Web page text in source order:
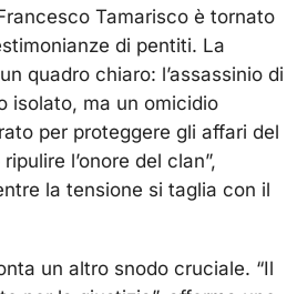
Tamarisco è tornato
di pentiti. La
quadro chiaro: l’assassinio di
isolato, ma un omicidio
per proteggere gli affari del
l’onore del clan”,
la tensione si taglia con il
un altro snodo cruciale. “Il